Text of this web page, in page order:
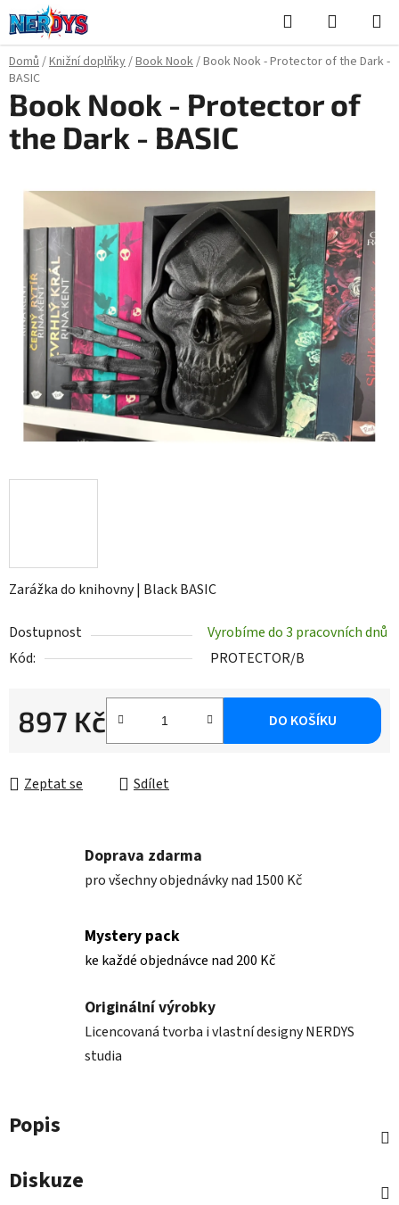
Přejít
na
obsah
Hledat
KOŠÍK
Domů/Knižní doplňky/Book Nook/Book Nook - Protector of the Dark -
BASIC
Zarážka do knihovny | Black BASIC
Dostupnost
Vyrobíme do 3 pracovních dnů
Kód:
PROTECTOR/B
897 Kč DO KOŠÍKU
Zeptat se Sdílet
Book Nook - Protector of
the Dark - BASIC
Doprava zdarma
pro všechny objednávky nad 1500 Kč
Mystery pack
ke každé objednávce nad 200 Kč
Originální výrobky
Licencovaná tvorba i vlastní designy NERDYS
studia
Popis
Diskuze